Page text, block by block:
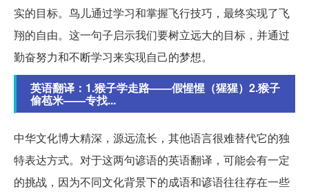
实的目标。鸟儿通过学习和掌握飞行技巧，最终实现了飞
翔的自由。这一句子启示我们要树立远大的目标，并通过
勤奋努力和不断学习来实现自己的梦想。
英语翻译：1.猴子学走路——假惺惺（猩猩）2.猴子
偷苞米——专找...
中华文化博大精深，源远流长，其他语言很难替代它的独
特表达方式。对于这两句谚语的英语翻译，可能会有一定
的挑战，因为不同文化背景下的成语和谚语往往存在一些